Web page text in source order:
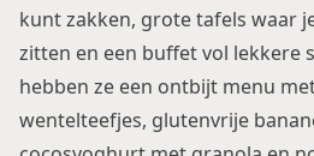
kunt zakken, grote tafels waar
zitten en een buffet vol lekkere
hebben ze een ontbijt menu
wentelteefjes, glutenvrije